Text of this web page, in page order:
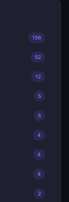
156
52
12
5
5
4
4
4
2